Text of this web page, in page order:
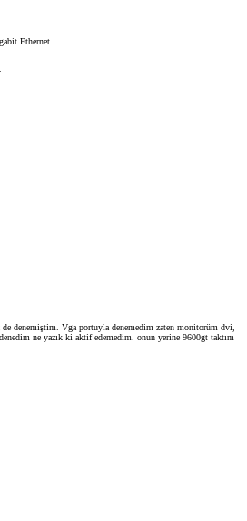
Ethernet
denemiştim. Vga portuyla denemedim zaten monitorüm dvi,
ne yazık ki aktif edemedim. onun yerine 9600gt taktım